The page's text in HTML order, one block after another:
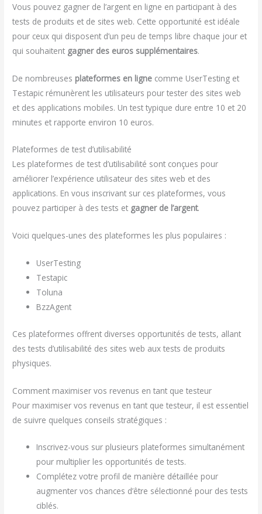
Vous pouvez gagner de l’argent en ligne en participant à des
tests de produits et de sites web. Cette opportunité est idéale
pour ceux qui disposent d’un peu de temps libre chaque jour et
qui souhaitent gagner des euros supplémentaires.
De nombreuses plateformes en ligne comme UserTesting et
Testapic rémunèrent les utilisateurs pour tester des sites web
et des applications mobiles. Un test typique dure entre 10 et 20
minutes et rapporte environ 10 euros.
Plateformes de test d’utilisabilité
Les plateformes de test d’utilisabilité sont conçues pour
améliorer l’expérience utilisateur des sites web et des
applications. En vous inscrivant sur ces plateformes, vous
pouvez participer à des tests et gagner de l’argent.
Voici quelques-unes des plateformes les plus populaires :
UserTesting
Testapic
Toluna
BzzAgent
Ces plateformes offrent diverses opportunités de tests, allant
des tests d’utilisabilité des sites web aux tests de produits
physiques.
Comment maximiser vos revenus en tant que testeur
Pour maximiser vos revenus en tant que testeur, il est essentiel
de suivre quelques conseils stratégiques :
Inscrivez-vous sur plusieurs plateformes simultanément
pour multiplier les opportunités de tests.
Complétez votre profil de manière détaillée pour
augmenter vos chances d’être sélectionné pour des tests
ciblés.